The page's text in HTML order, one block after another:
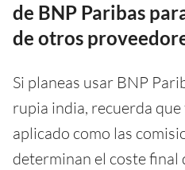
de BNP Paribas
de otros
Si planeas usar BNP
rupia india, recuerda
aplicado como las
determinan el coste final